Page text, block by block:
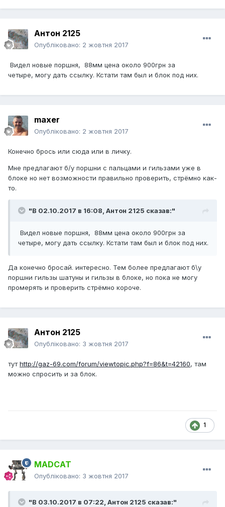
Антон 2125
Опубліковано: 2 жовтня 2017
Видел новые поршня, 88мм цена около 900грн за
четыре, могу дать ссылку. Кстати там был и блок под них.
maxer
Опубліковано: 2 жовтня 2017
Конечно брось или сюда или в личку.
Мне предлагают б/у поршни с пальцами и гильзами уже в
блоке но нет возможности правильно проверить, стрёмно как-
то.
"В 02.10.2017 в 16:08, Антон 2125 сказав:"
Видел новые поршня, 88мм цена около 900грн за
четыре, могу дать ссылку. Кстати там был и блок под них.
Да конечно бросай. интересно. Тем более предлагают б\у
поршни гильзы шатуны и гильзы в блоке, но пока не могу
промерять и проверить стрёмно короче.
Антон 2125
Опубліковано: 3 жовтня 2017
тутhttp://gaz-69.com/forum/viewtopic.php?f=86&t=42160, там
можно спросить и за блок.
1
MADCAT
Опубліковано: 3 жовтня 2017
"В 03.10.2017 в 07:22, Антон 2125 сказав:"